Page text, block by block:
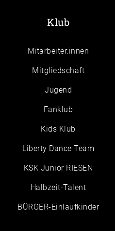
Klub
Mitarbeiter:innen
Mitgliedschaft
Jugend
Fanklub
Kids Klub
Liberty Dance Team
KSK Junior RIESEN
Halbzeit-Talent
BÜRGER-Einlaufkinder